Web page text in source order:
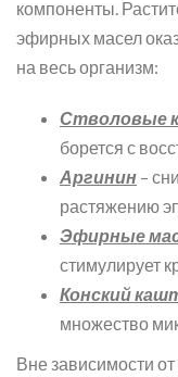
компоненты.
эфирных масел
на весь организм:
Стволовые
борется с
Аргинин –
растяжению
Эфирные
стимулирует
Конский
множество
Вне зависимости